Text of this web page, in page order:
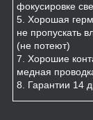
фокусировке
5. Хорошая
не пропускать
(не потеют)
7. Хорошие
медная
8. Гарантии 14